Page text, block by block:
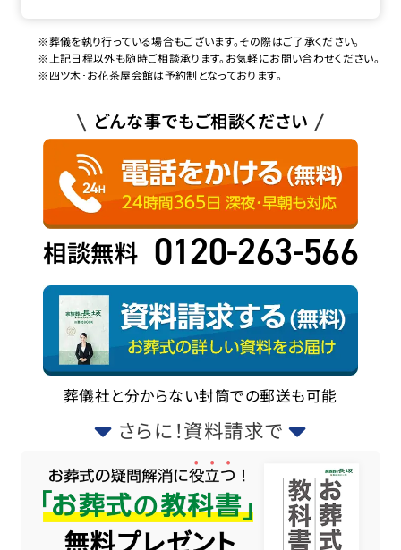
※葬儀を執り行っている場合もございます。その際はご了承ください。
※上記日程以外も随時ご相談承ります。お気軽にお問い合わせください。
※四ツ木･お花茶屋会館は予約制となっております。
どんな事でもご相談ください
相談無料 0120-263-566
葬儀社と分からない封筒での郵送も可能
さらに！資料請求で